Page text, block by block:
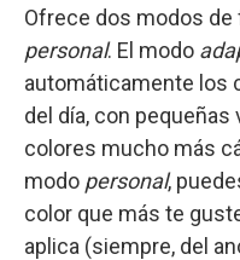
Ofrece dos modos
personal. El modo
automáticamente los
del día, con
colores mucho más
modo personal,
color que más te
aplica (siempre, del